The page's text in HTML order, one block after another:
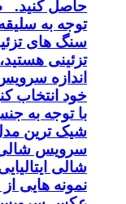
حاصل کنید.
توجه به
سنگ های
تزئینی
اندازه
خود انتخاب
با توجه به
شیک ترین
سرویس
شالی
نمونه هایی